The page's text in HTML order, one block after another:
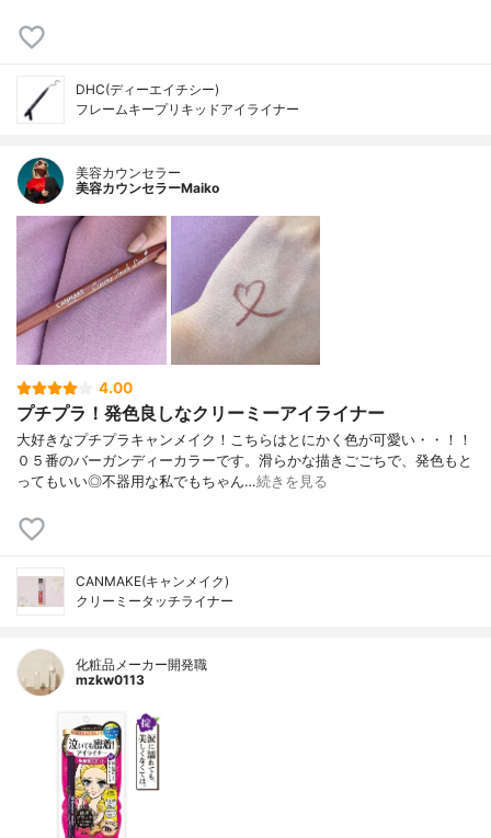
DHC(ディーエイチシー)
フレームキープリキッドアイライナー
美容カウンセラー
美容カウンセラーMaiko
4.00
プチプラ！発色良しなクリーミーアイライナー
大好きなプチプラキャンメイク！こちらはとにかく色が可愛い・・！！
０５番のバーガンディーカラーです。滑らかな描きごごちで、発色もと
ってもいい◎不器用な私でもちゃん…続きを見る
CANMAKE(キャンメイク)
クリーミータッチライナー
化粧品メーカー開発職
mzkw0113